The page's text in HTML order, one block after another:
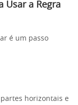
Usar a Regra
é um passo
horizontais e